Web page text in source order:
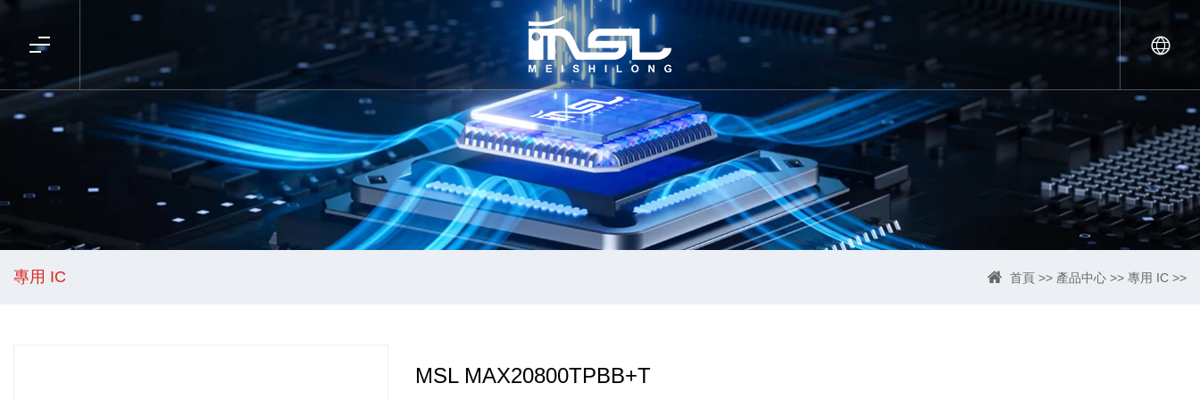
首頁 >> 產品中心 >> 專用 IC >>
專用 IC
MSL MAX20800TPBB+T